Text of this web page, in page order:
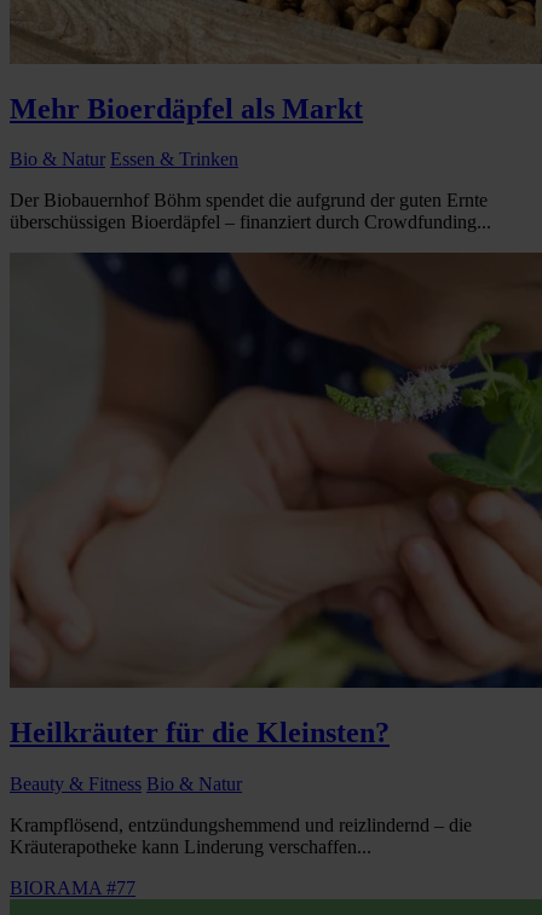
Mehr Bioerdäpfel als Markt
Bio & Natur Essen & Trinken
Der Biobauernhof Böhm spendet die aufgrund der guten Ernte
überschüssigen Bioerdäpfel – finanziert durch Crowdfunding...
Heilkräuter für die Kleinsten?
Beauty & Fitness Bio & Natur
Krampflösend, entzündungshemmend und reizlindernd – die
Kräuterapotheke kann Linderung verschaffen...
BIORAMA #77